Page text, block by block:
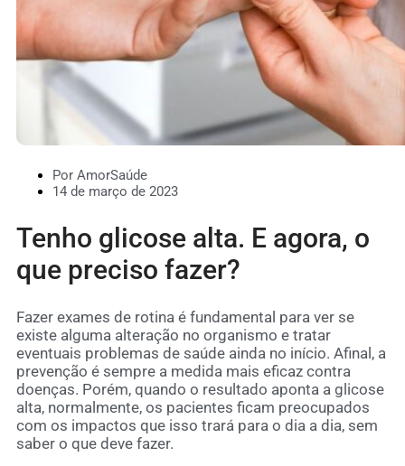
Por AmorSaúde
14 de março de 2023
Tenho glicose alta. E agora, o
que preciso fazer?
Fazer exames de rotina é fundamental para ver se
existe alguma alteração no organismo e tratar
eventuais problemas de saúde ainda no início. Afinal, a
prevenção é sempre a medida mais eficaz contra
doenças. Porém, quando o resultado aponta a glicose
alta, normalmente, os pacientes ficam preocupados
com os impactos que isso trará para o dia a dia, sem
saber o que deve fazer.